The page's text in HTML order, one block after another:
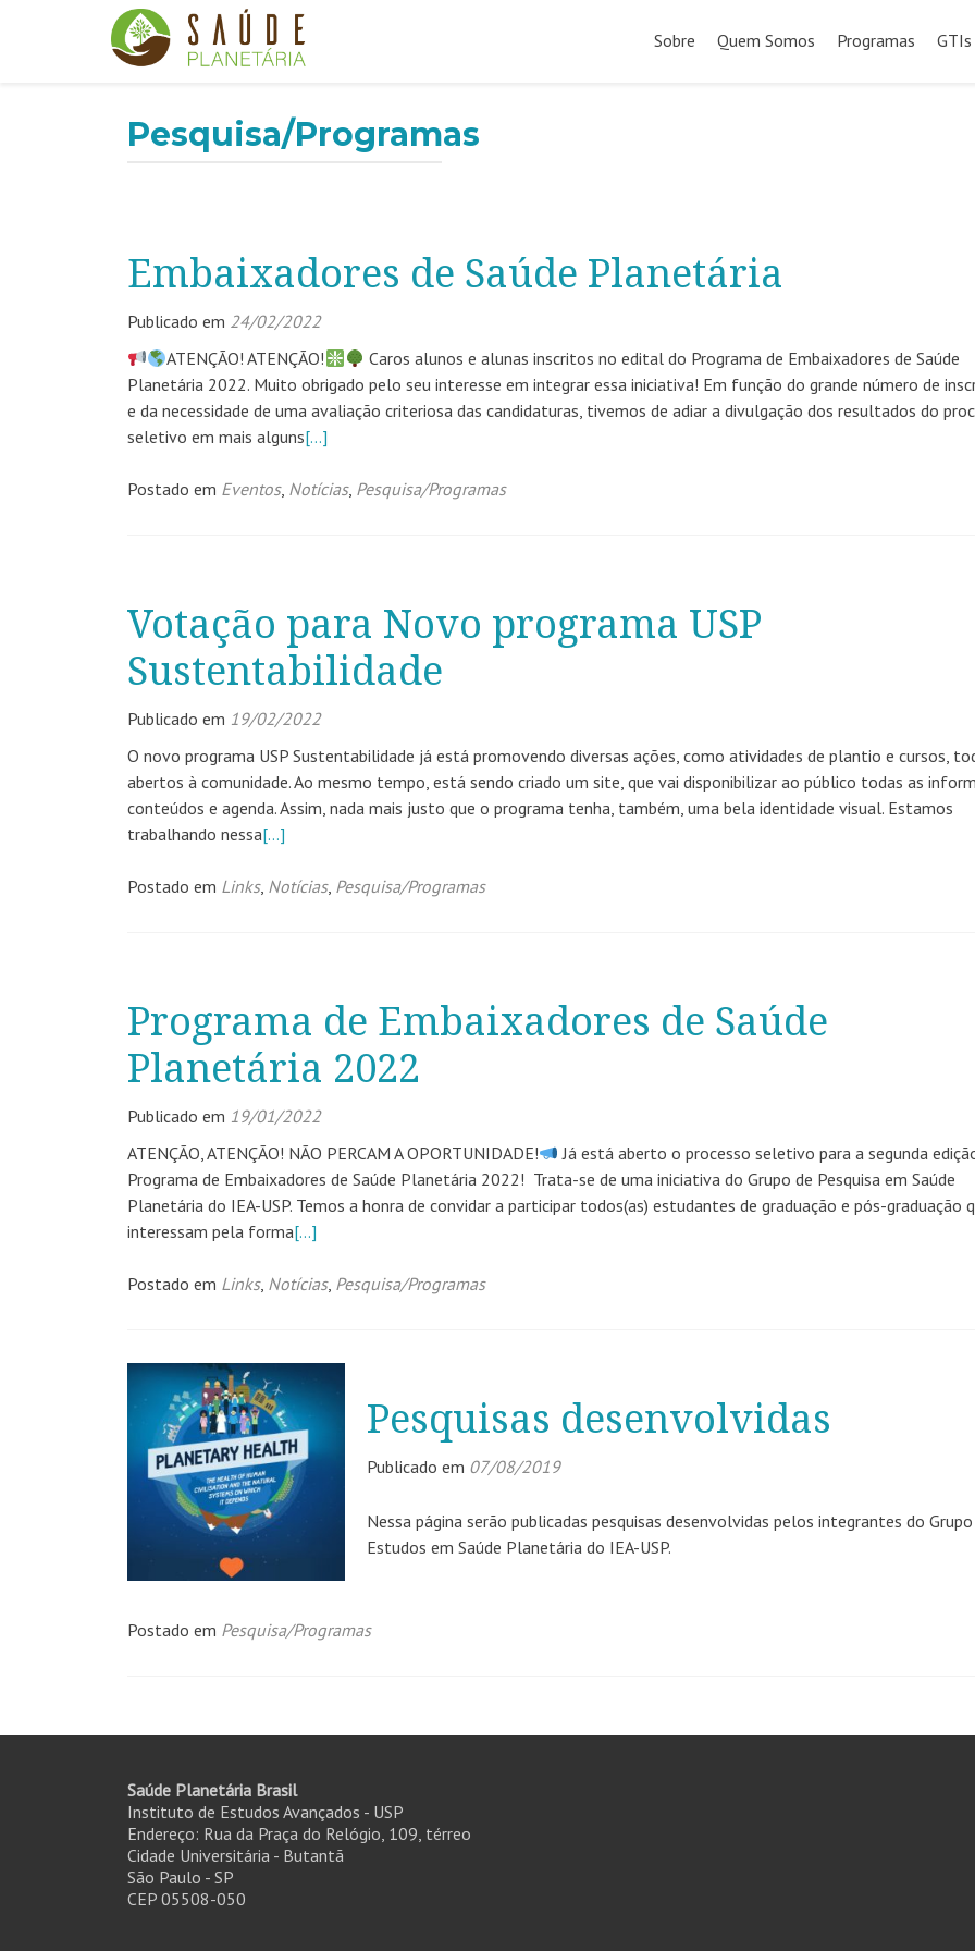
para
Sobre Quem Somos Programas GTIs
Pesquisa/Programas
Embaixadores de Saúde Planetária
Publicado em 24/02/2022
ATENÇÃO! ATENÇÃO!
Caros alunos e alunas inscritos no edital do Programa de Embaixadores de Saúde
Planetária 2022. Muito obrigado pelo seu interesse em integrar essa iniciativa! Em função do grande número de
e da necessidade de uma avaliação criteriosa das candidaturas, tivemos de adiar a divulgação dos resultados do
seletivo em mais alguns[…]
Postado em Eventos, Notícias, Pesquisa/Programas
Votação para Novo programa USP
Sustentabilidade
Publicado em 19/02/2022
O novo programa USP Sustentabilidade já está promovendo diversas ações, como atividades de plantio e cursos,
abertos à comunidade. Ao mesmo tempo, está sendo criado um site, que vai disponibilizar ao público todas as
conteúdos e agenda. Assim, nada mais justo que o programa tenha, também, uma bela identidade visual. Estamos
trabalhando nessa[…]
Postado em Links, Notícias, Pesquisa/Programas
Programa de Embaixadores de Saúde
Planetária 2022
Publicado em 19/01/2022
ATENÇÃO, ATENÇÃO! NÃO PERCAM A OPORTUNIDADE!
Já está aberto o processo seletivo para a segunda
Programa de Embaixadores de Saúde Planetária 2022! Trata-se de uma iniciativa do Grupo de Pesquisa em Saúde
Planetária do IEA-USP. Temos a honra de convidar a participar todos(as) estudantes de graduação e pós-graduação
interessam pela forma[…]
Postado em Links, Notícias, Pesquisa/Programas
Pesquisas desenvolvidas
Publicado em 07/08/2019
Nessa página serão publicadas pesquisas desenvolvidas pelos integrantes do
Estudos em Saúde Planetária do IEA-USP.
Postado em Pesquisa/Programas
Navegação
posts
Saúde Planetária Brasil
Instituto de Estudos Avançados - USP
Endereço: Rua da Praça do Relógio, 109, térreo
Cidade Universitária - Butantã
São Paulo - SP
CEP 05508-050